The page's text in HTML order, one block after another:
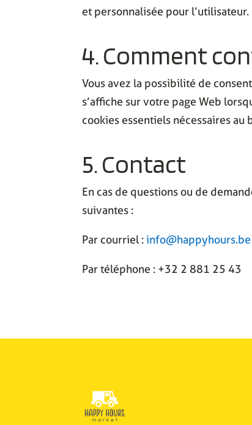
et personnalisée pour
4. Comment
Vous avez la possibilité de
s’affiche sur votre page Web
cookies essentiels nécessaires
5. Contact
En cas de questions ou de
suivantes :
Par courriel :info@happyhours.be
Par téléphone : +32 2 881 25 43